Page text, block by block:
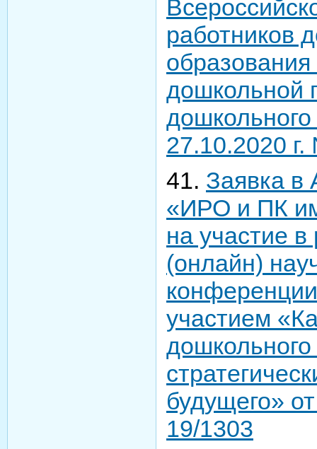
работников
дошкольной
27.10.2020
41. Заявка
«ИРО и ПК
на участие
(онлайн)
участием
будущего»
19/1303